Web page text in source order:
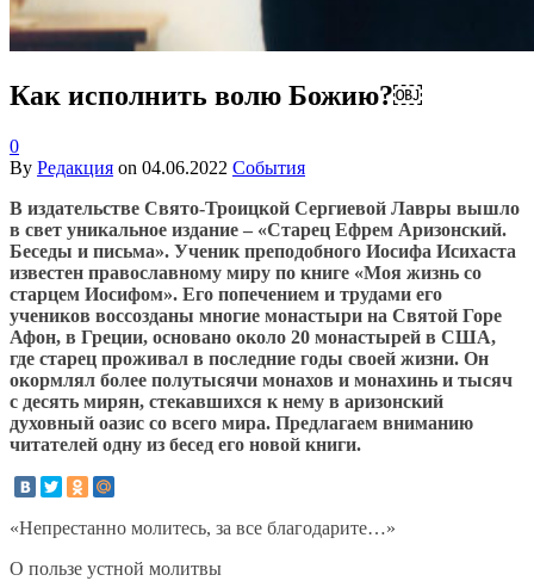
Как исполнить волю Божию?￼
0
By Редакция on 04.06.2022 События
В издательстве Свято-Троицкой Сергиевой Лавры вышло
в свет уникальное издание – «Старец Ефрем Аризонский.
Беседы и письма». Ученик преподобного Иосифа Исихаста
известен православному миру по книге «Моя жизнь со
старцем Иосифом». Его попечением и трудами его
учеников воссозданы многие монастыри на Святой Горе
Афон, в Греции, основано около 20 монастырей в США,
где старец проживал в последние годы своей жизни. Он
окормлял более полутысячи монахов и монахинь и тысяч
с десять мирян, стекавшихся к нему в аризонский
духовный оазис со всего мира. Предлагаем вниманию
читателей одну из бесед его новой книги.
«Непрестанно молитесь, за все благодарите…»
О пользе устной молитвы